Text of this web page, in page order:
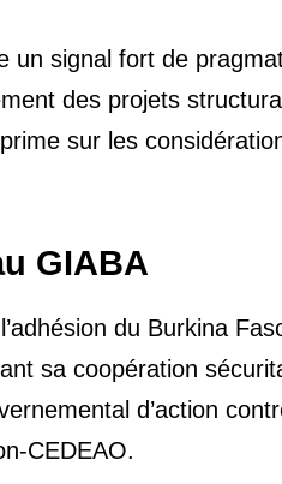
un signal fort de
des projets
sur les
GIABA
du Burkina
sa coopération
d’action
CEDEAO.